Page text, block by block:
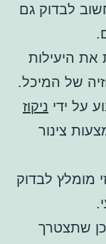
לבדוק גם
את היעילות
של המיכל.
על ידי ניקוז
צינור
מומלץ לבדוק
שתצטרך